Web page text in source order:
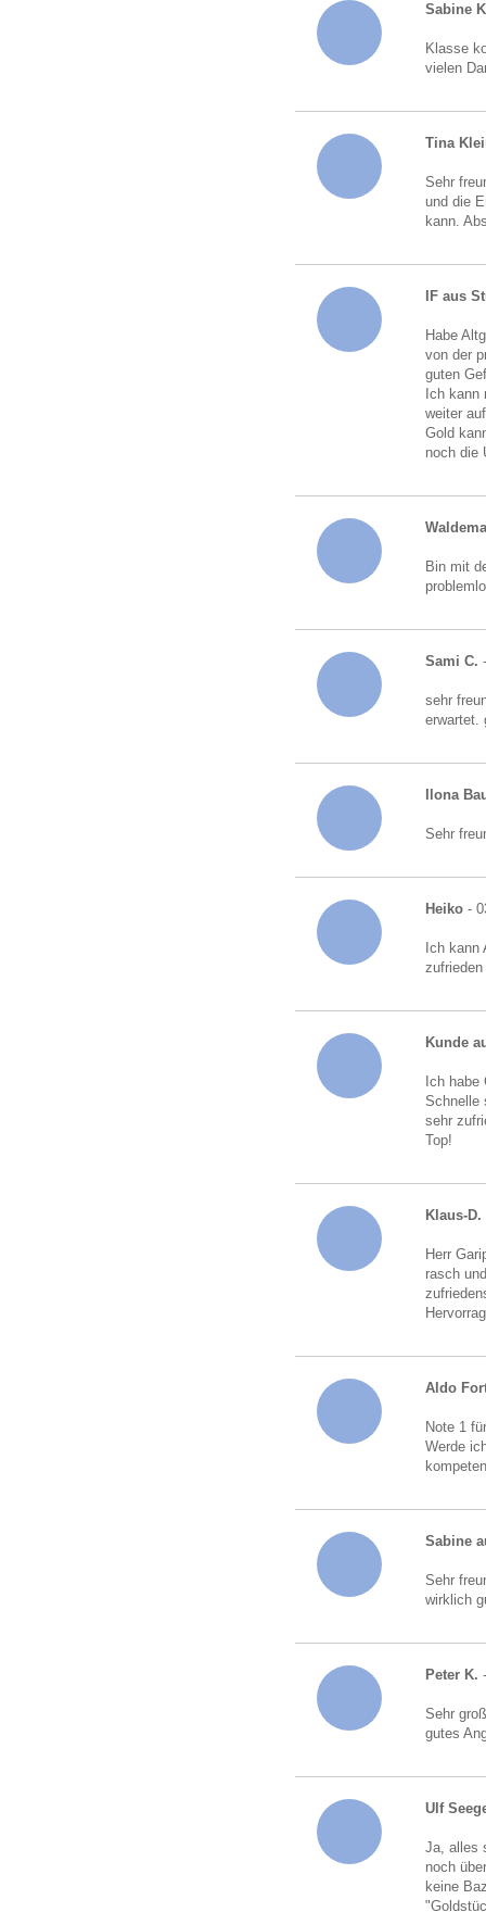
Sabine
Klasse
vielen
Tina
Sehr
und die
kann.
IF aus
Habe
von der
guten
Ich kann
weiter
Gold
noch die
Bin mit
Sami C.
sehr
erwartet.
Ilona
Sehr
Heiko -
Ich
Kunde
Ich
Schnelle
sehr
Top!
Klaus-D.
Herr
rasch
Aldo
Note 1
Werde
Sabine
Sehr
wirklich
Peter K.
Sehr
gutes
Ulf
Ja, alles
noch
keine